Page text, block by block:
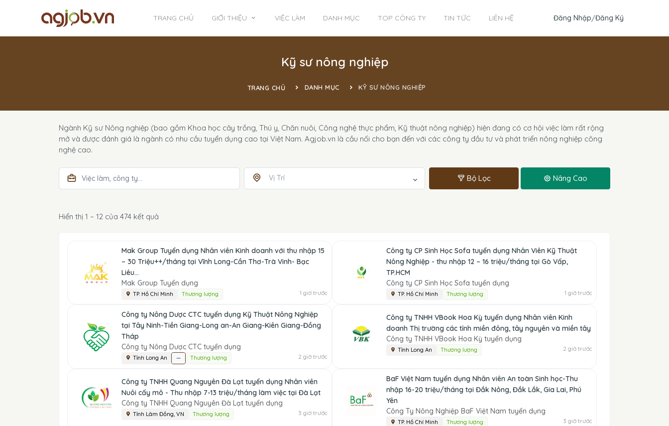
TRANG CHỦ GIỚI THIỆU VIỆC LÀM DANH MỤC TOP CÔNG TY TIN TỨC LIÊN HỆ Đăng Nhập/Đăng Ký
Kỹ sư nông nghiệp
TRANG CHỦ DANH MỤC KỸ SƯ NÔNG NGHIỆP
Ngành Kỹ sư Nông nghiệp (bao gồm Khoa học cây trồng, Thú y, Chăn nuôi, Công nghệ thực phẩm, Kỹ thuật nông nghiệp) hiện đang có cơ hội việc làm rất rộng
mở và được đánh giá là ngành có nhu cầu tuyển dụng cao tại Việt Nam. Agjob.vn là cầu nối cho bạn đến với các công ty đầu tư và phát triển nông nghiệp công
nghệ cao.
Vị Trí Bộ Lọc Nâng Cao
Hiển thị 1 – 12 của 474 kết quả
Mak Group Tuyển dụng Nhân viên Kinh doanh với thu nhập 15
– 30 Triệu++/tháng tại Vĩnh Long-Cần Thơ-Trà Vinh- Bạc
Liêu...
Mak Group Tuyển dụng
TP. Hồ Chí Minh Thương lượng 1 giờ trước
Công ty CP Sinh Học Sofa tuyển dụng Nhân Viên Kỹ Thuật
Nông Nghiệp - thu nhập 12 – 16 triệu/tháng tại Gò Vấp,
TP.HCM
Công ty CP Sinh Học Sofa tuyển dụng
TP. Hồ Chí Minh Thương lượng 1 giờ trước
Công ty Nông Dược CTC tuyển dụng Kỹ Thuật Nông Nghiệp
tại Tây Ninh-Tiền Giang-Long an-An Giang-Kiên Giang-Đồng
Tháp
Công ty Nông Dược CTC tuyển dụng
Tỉnh Long An Thương lượng 2 giờ trước
Công ty TNHH VBook Hoa Kỳ tuyển dụng Nhân viên Kinh
doanh Thị trường các tỉnh miền đông, tây nguyên và miền tây
Công ty TNHH VBook Hoa Kỳ tuyển dụng
Tỉnh Long An Thương lượng 2 giờ trước
Công ty TNHH Quang Nguyên Đà Lạt tuyển dụng Nhân viên
Nuôi cấy mô - Thu nhập 7-13 triệu/tháng làm việc tại Đà Lạt
Công ty TNHH Quang Nguyên Đà Lạt tuyển dụng
Tỉnh Lâm Đồng, VN Thương lượng 3 giờ trước
BaF Việt Nam tuyển dụng Nhân viên An toàn Sinh học-Thu
nhập 16-20 triệu/tháng tại Đắk Nông, Đắk Lắk, Gia Lai, Phú
Yên
Công Ty Nông Nghiệp BaF Việt Nam tuyển dụng
TP. Hồ Chí Minh Thương lượng 3 giờ trước